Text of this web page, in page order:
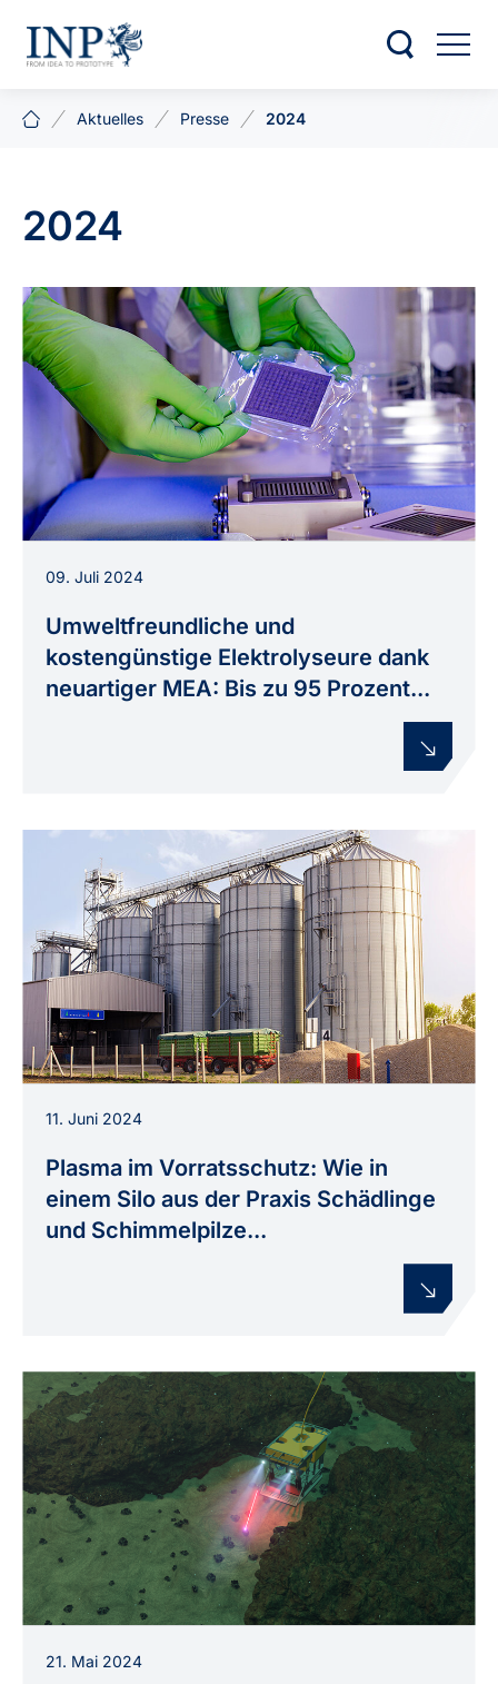
Aktuelles Presse 2024
2024
Anordnung für Elektrolyseure während der
Handhabung im Labor.
09. Juli 2024
Umweltfreundliche und
kostengünstige Elektrolyseure dank
neuartiger MEA: Bis zu 95 Prozent...
STORAGE für die Untersuchung plasma-basierter
Schädlings- und Schimmelbekämpfung genutzt
wird.
11. Juni 2024
Plasma im Vorratsschutz: Wie in
einem Silo aus der Praxis Schädlinge
und Schimmelpilze...
Laser-induzierten Plasmaspektroskopie (LIBS)
21. Mai 2024